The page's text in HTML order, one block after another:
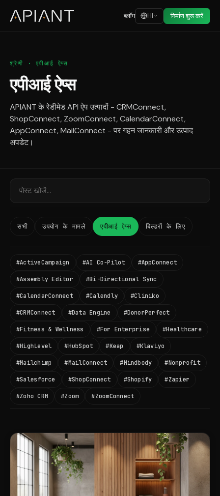
ब्लॉग HI निर्माण शुरू करें
श्रेणी · एपीआई ऐप्स
एपीआई ऐप्स
APIANT के रेडीमेड API ऐप उत्पादों - CRMConnect,
ShopConnect, ZoomConnect, CalendarConnect,
AppConnect, MailConnect - पर गहन जानकारी और उत्पाद
अपडेट।
सभी उपयोग के मामले एपीआई ऐप्स बिल्डरों के लिए
#ActiveCampaign #AI Co-Pilot #AppConnect
#Assembly Editor #Bi-Directional Sync
#CalendarConnect #Calendly #Cliniko
#CRMConnect #Data Engine #DonorPerfect
#Fitness & Wellness #For Enterprise #Healthcare
#HighLevel #HubSpot #Keap #Klaviyo
#Mailchimp #MailConnect #Mindbody #Nonprofit
#Salesforce #ShopConnect #Shopify #Zapier
#Zoho CRM #Zoom #ZoomConnect